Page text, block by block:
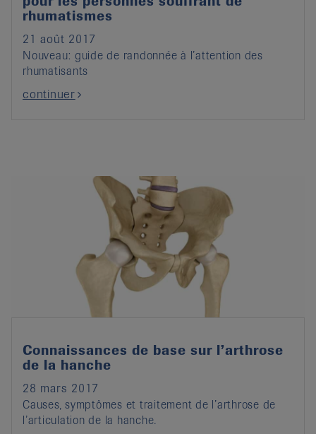
rhumatismes
21 août 2017
Nouveau: guide de randonnée à l’attention des
rhumatisants
continuer
Connaissances de base sur l’arthrose
de la hanche
28 mars 2017
Causes, symptômes et traitement de l’arthrose de
l’articulation de la hanche.